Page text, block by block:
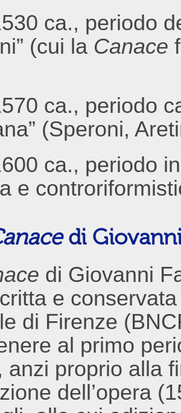
ca., periodo
(cui la Canace
ca., periodo
(Speroni,
ca., periodo
e
di Giovanni
di Giovanni
e
di Firenze
al primo
anzi proprio alla
dell’opera